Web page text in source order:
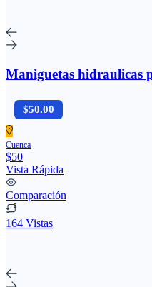
Maniguetas hidraulicas
$50.00
Cuenca
$50
Vista Rápida
Comparación
164 Vistas